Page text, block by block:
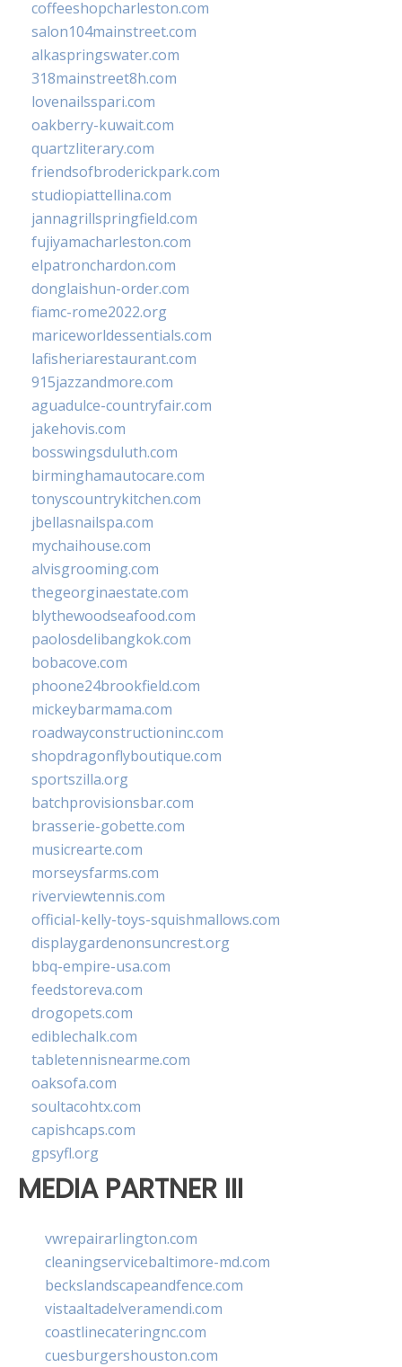
coffeeshopcharleston.com
salon104mainstreet.com
alkaspringswater.com
318mainstreet8h.com
lovenailsspari.com
oakberry-kuwait.com
quartzliterary.com
friendsofbroderickpark.com
studiopiattellina.com
jannagrillspringfield.com
fujiyamacharleston.com
elpatronchardon.com
donglaishun-order.com
fiamc-rome2022.org
mariceworldessentials.com
lafisheriarestaurant.com
915jazzandmore.com
aguadulce-countryfair.com
jakehovis.com
bosswingsduluth.com
birminghamautocare.com
tonyscountrykitchen.com
jbellasnailspa.com
mychaihouse.com
alvisgrooming.com
thegeorginaestate.com
blythewoodseafood.com
paolosdelibangkok.com
bobacove.com
phoone24brookfield.com
mickeybarmama.com
roadwayconstructioninc.com
shopdragonflyboutique.com
sportszilla.org
batchprovisionsbar.com
brasserie-gobette.com
musicrearte.com
morseysfarms.com
riverviewtennis.com
official-kelly-toys-squishmallows.com
displaygardenonsuncrest.org
bbq-empire-usa.com
feedstoreva.com
drogopets.com
ediblechalk.com
tabletennisnearme.com
oaksofa.com
soultacohtx.com
capishcaps.com
gpsyfl.org
MEDIA PARTNER III
vwrepairarlington.com
cleaningservicebaltimore-md.com
beckslandscapeandfence.com
vistaaltadelveramendi.com
coastlinecateringnc.com
cuesburgershouston.com